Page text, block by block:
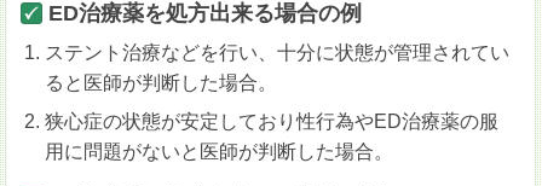
ED治療薬を処方出来る場合の例
ステント治療などを行い、十分に状態が管理されてい
ると医師が判断した場合。
狭心症の状態が安定しており性行為やED治療薬の服
用に問題がないと医師が判断した場合。